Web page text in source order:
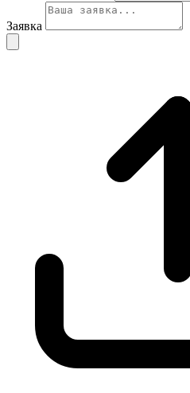
Заявка